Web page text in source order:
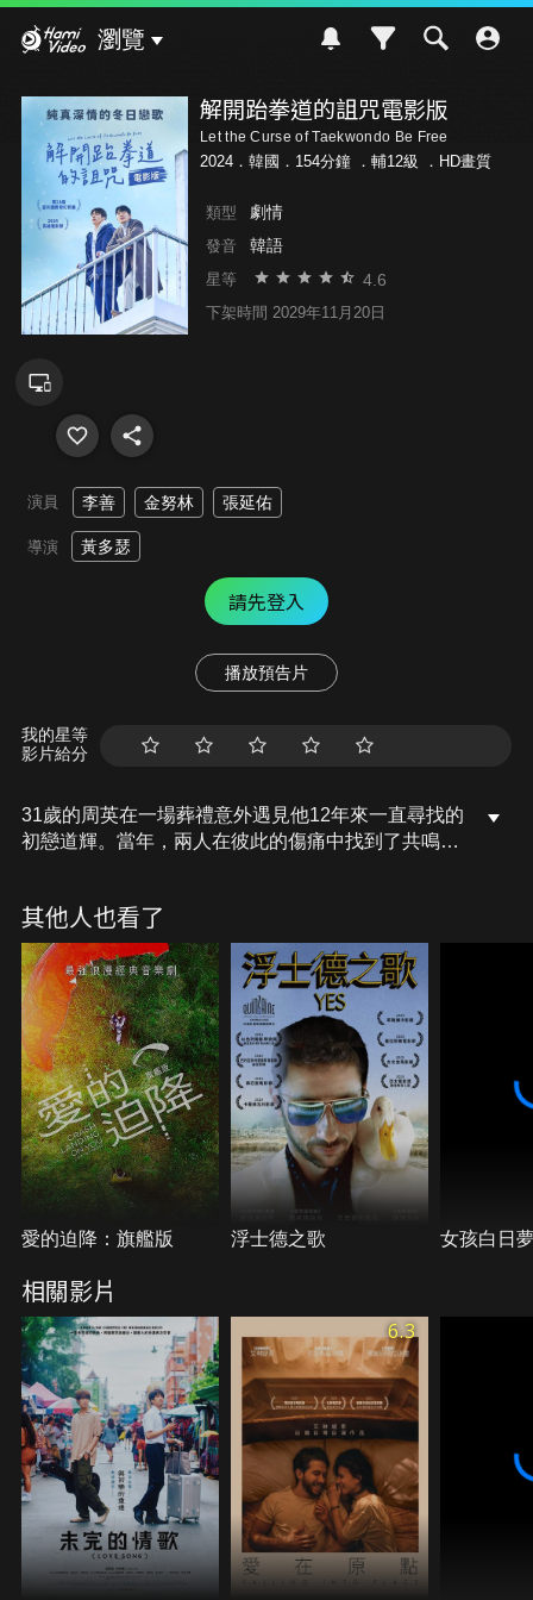
瀏覽
解開跆拳道的詛咒電影版
Let the Curse of Taekwondo Be Free
2024．韓國．154分鐘 ． 輔12級 ．HD畫質
類型 劇情
發音 韓語
星等 4.6
下架時間 2029年11月20日
演員 李善 金努林 張延佑
導演 黃多瑟
請先登入
播放預告片
我的星等
影片給分
31歲的周英在一場葬禮意外遇見他12年來一直尋找的
初戀道輝。當年，兩人在彼此的傷痛中找到了共鳴，
依然堅持繼續跆拳道。12年後，他們能否重拾過去的
情感，破解那段彷彿詛咒般的宿命，找回失落的愛情
呢？
其他人也看了
愛的迫降：旗艦版 浮士德之歌 女孩白日
相關影片
6.3